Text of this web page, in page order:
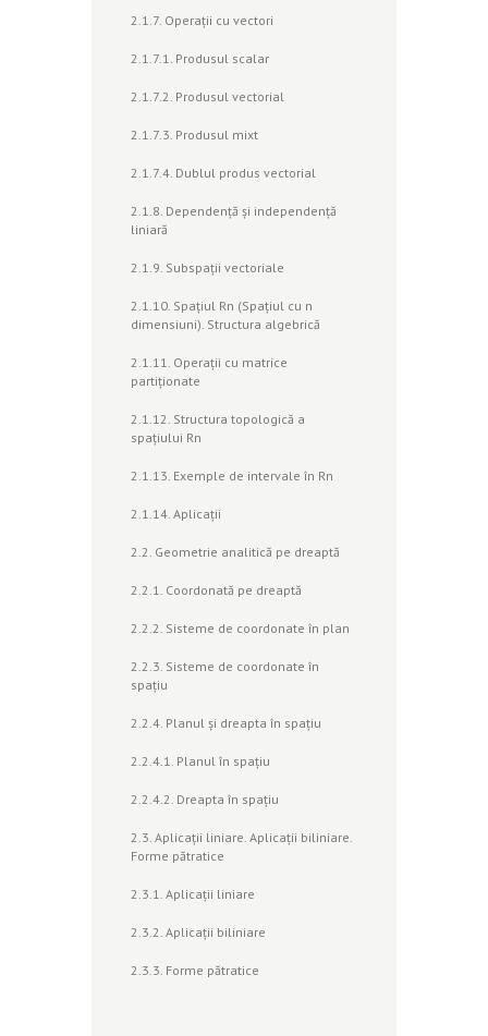
2.1.7. Operaţii cu vectori
2.1.7.1. Produsul scalar
2.1.7.2. Produsul vectorial
2.1.7.3. Produsul mixt
2.1.7.4. Dublul produs vectorial
2.1.8. Dependenţă şi independenţă
liniară
2.1.9. Subspaţii vectoriale
2.1.10. Spaţiul Rn (Spaţiul cu n
dimensiuni). Structura algebrică
2.1.11. Operaţii cu matrice
partiţionate
2.1.12. Structura topologică a
spaţiului Rn
2.1.13. Exemple de intervale în Rn
2.1.14. Aplicaţii
2.2. Geometrie analitică pe dreaptă
2.2.1. Coordonată pe dreaptă
2.2.2. Sisteme de coordonate în plan
2.2.3. Sisteme de coordonate în
spaţiu
2.2.4. Planul şi dreapta în spaţiu
2.2.4.1. Planul în spaţiu
2.2.4.2. Dreapta în spaţiu
2.3. Aplicaţii liniare. Aplicaţii biliniare.
Forme pătratice
2.3.1. Aplicaţii liniare
2.3.2. Aplicaţii biliniare
2.3.3. Forme pătratice